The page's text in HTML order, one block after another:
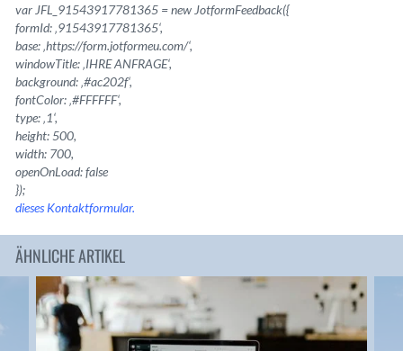
var JFL_91543917781365 = new JotformFeedback({
formId: ‚91543917781365‘,
base: ‚https://form.jotformeu.com/‘,
windowTitle: ‚IHRE ANFRAGE‘,
background: ‚#ac202f‘,
fontColor: ‚#FFFFFF‘,
type: ‚1‘,
height: 500,
width: 700,
openOnLoad: false
});
dieses Kontaktformular.
ÄHNLICHE ARTIKEL